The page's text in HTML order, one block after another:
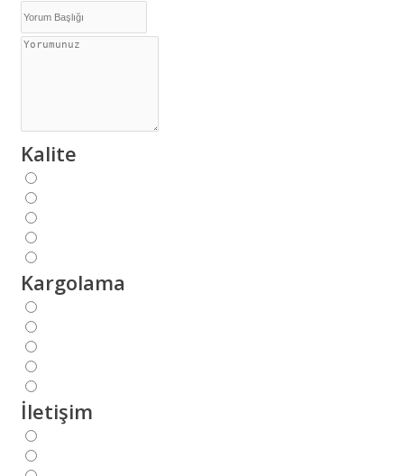
Kalite
Kargolama
İletişim